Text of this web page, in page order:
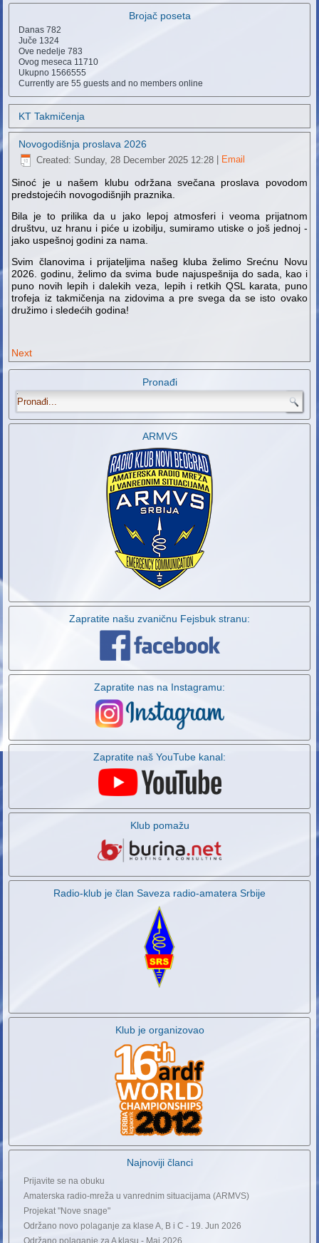
Brojač poseta
Danas782
Juče 1324
Ove nedelje783
Ovog meseca 11710
Ukupno 1566555
Currently are 55 guests and no members online
KT Takmičenja
Novogodišnja proslava 2026
Created: Sunday, 28 December 2025 12:28 Email
Sinoć je u našem klubu održana svečana proslava povodom
predstojećih novogodišnjih praznika.
Bila je to prilika da u jako lepoj atmosferi i veoma prijatnom
društvu, uz hranu i piće u izobilju, sumiramo utiske o još jednoj -
jako uspešnoj godini za nama.
Svim članovima i prijateljima našeg kluba želimo Srećnu Novu
2026. godinu, želimo da svima bude najuspešnija do sada, kao i
puno novih lepih i dalekih veza, lepih i retkih QSL karata, puno
trofeja iz takmičenja na zidovima a pre svega da se isto ovako
družimo i sledećih godina!
Next
Pronađi
.
ARMVS
Zapratite našu zvaničnu Fejsbuk stranu:
Zapratite nas na Instagramu:
Zapratite naš YouTube kanal:
Klub pomažu
Radio-klub je član Saveza radio-amatera Srbije
Klub je organizovao
Najnoviji članci
Prijavite se na obuku
Amaterska radio-mreža u vanrednim situacijama (ARMVS)
Projekat "Nove snage"
Održano novo polaganje za klase A, B i C - 19. Jun 2026
Održano polaganje za A klasu - Maj 2026.